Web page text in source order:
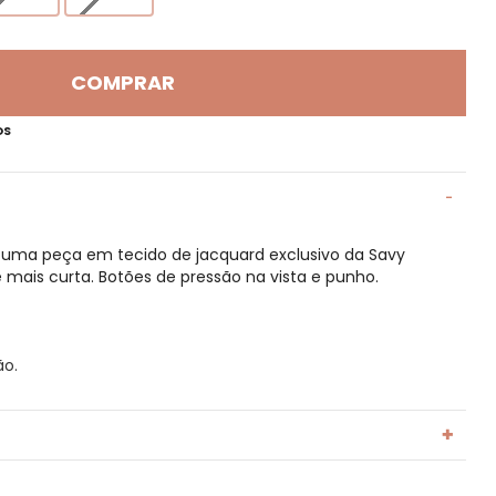
COMPRAR
peça em tecido de jacquard exclusivo da Savy
curta. Botões de pressão na vista e punho.